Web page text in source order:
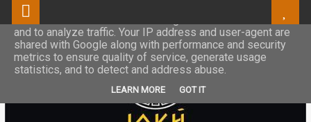
This site uses cookies from Google to deliver its services
and to analyze traffic. Your IP address and user-agent are
shared with Google along with performance and security
metrics to ensure quality of service, generate usage
statistics, and to detect and address abuse.
LEARN MORE GOT IT